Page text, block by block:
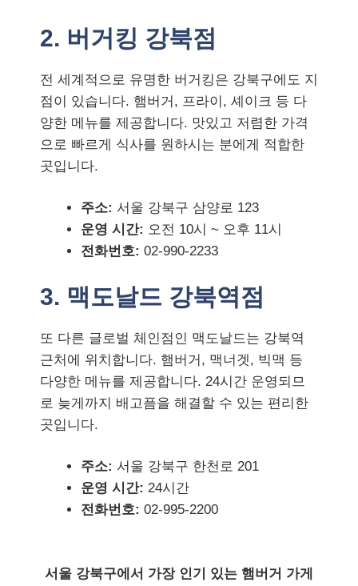
2. 버거킹 강북점
전 세계적으로 유명한 버거킹은 강북구에도 지
점이 있습니다. 햄버거, 프라이, 셰이크 등 다
양한 메뉴를 제공합니다. 맛있고 저렴한 가격
으로 빠르게 식사를 원하시는 분에게 적합한
곳입니다.
주소: 서울 강북구 삼양로 123
운영 시간: 오전 10시 ~ 오후 11시
전화번호: 02-990-2233
3. 맥도날드 강북역점
또 다른 글로벌 체인점인 맥도날드는 강북역
근처에 위치합니다. 햄버거, 맥너겟, 빅맥 등
다양한 메뉴를 제공합니다. 24시간 운영되므
로 늦게까지 배고픔을 해결할 수 있는 편리한
곳입니다.
주소: 서울 강북구 한천로 201
운영 시간: 24시간
전화번호: 02-995-2200
서울 강북구에서 가장 인기 있는 햄버거 가게